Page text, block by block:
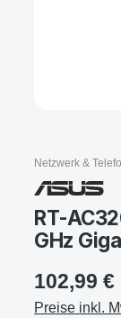
Netzwerk &
RT-
GHz
102,99 €
Preise inkl.